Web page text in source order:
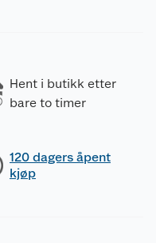
Hent i butikk etter
bare to timer
120 dagers åpent
kjøp